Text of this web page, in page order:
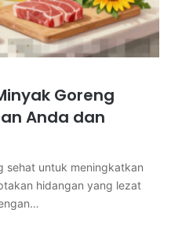
Goreng
Anda dan
sehat untuk meningkatkan
hidangan yang lezat